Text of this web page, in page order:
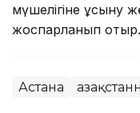
мүшелігіне ұсыну
жоспарланып отыр.
Астана